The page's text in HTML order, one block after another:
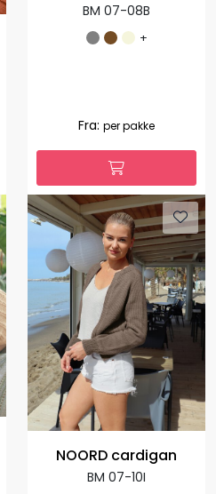
BM 07-08B
+
Fra: per pakke
NOORD cardigan
BM 07-10I